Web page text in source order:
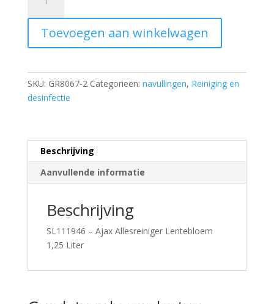
Ajax
Allesreiniger
Lentebloem
Liter
aantal
Toevoegen aan winkelwagen
SKU: GR8067-2 Categorieën: navullingen, Reiniging en
desinfectie
Beschrijving
Aanvullende informatie
Beschrijving
SL111946 – Ajax Allesreiniger Lentebloem
1,25 Liter